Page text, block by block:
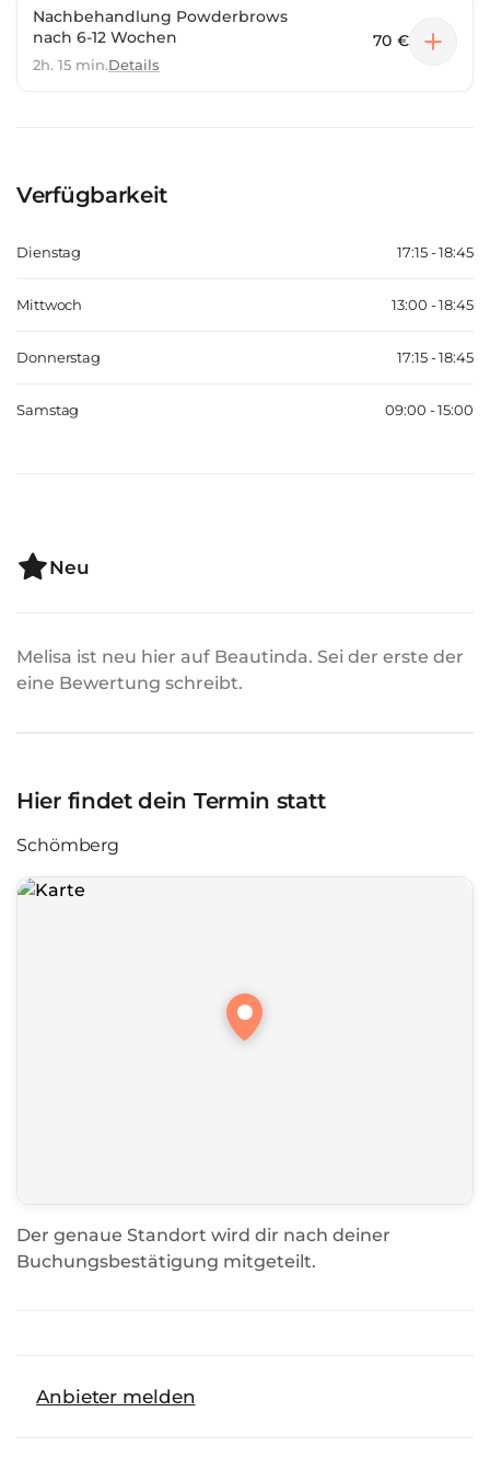
Nachbehandlung Powderbrows
nach 6-12 Wochen
2h. 15 min.Details
70 €
Verfügbarkeit
Dienstag 17:15 - 18:45
Mittwoch 13:00 - 18:45
Donnerstag 17:15 - 18:45
Samstag 09:00 - 15:00
Neu
Melisa ist neu hier auf Beautinda. Sei der erste der
eine Bewertung schreibt.
Hier findet dein Termin statt
Schömberg
Der genaue Standort wird dir nach deiner
Buchungsbestätigung mitgeteilt.
Anbieter melden